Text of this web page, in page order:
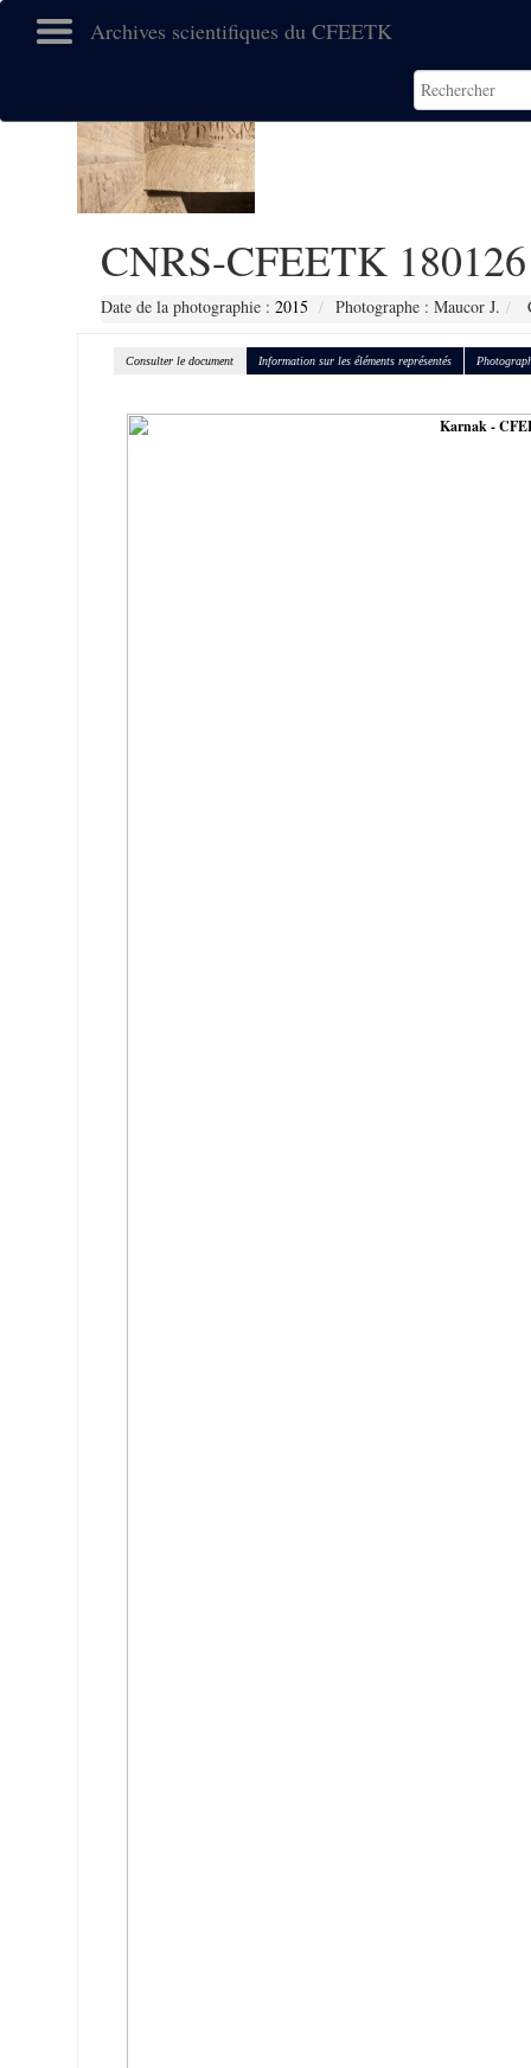
Archives scientifiques du CFEETK
CNRS-CFEETK 180126
Date de la photographie : 2015 Photographe : Maucor J.
Consulter le document Information sur les éléments représentés